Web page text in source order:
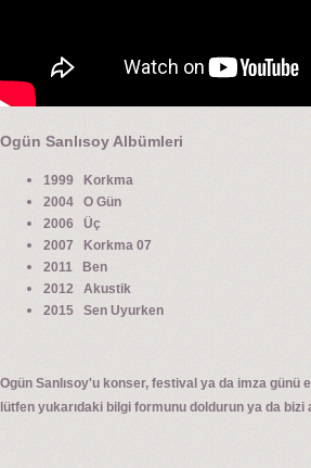
Ogün Sanlısoy Albümleri
1999 Korkma
2004 O Gün
2006 Üç
2007 Korkma 07
2011 Ben
2012 Akustik
2015 Sen Uyurken
Ogün Sanlısoy'u konser, festival ya da imza günü
lütfen yukarıdaki bilgi formunu doldurun ya da bizi